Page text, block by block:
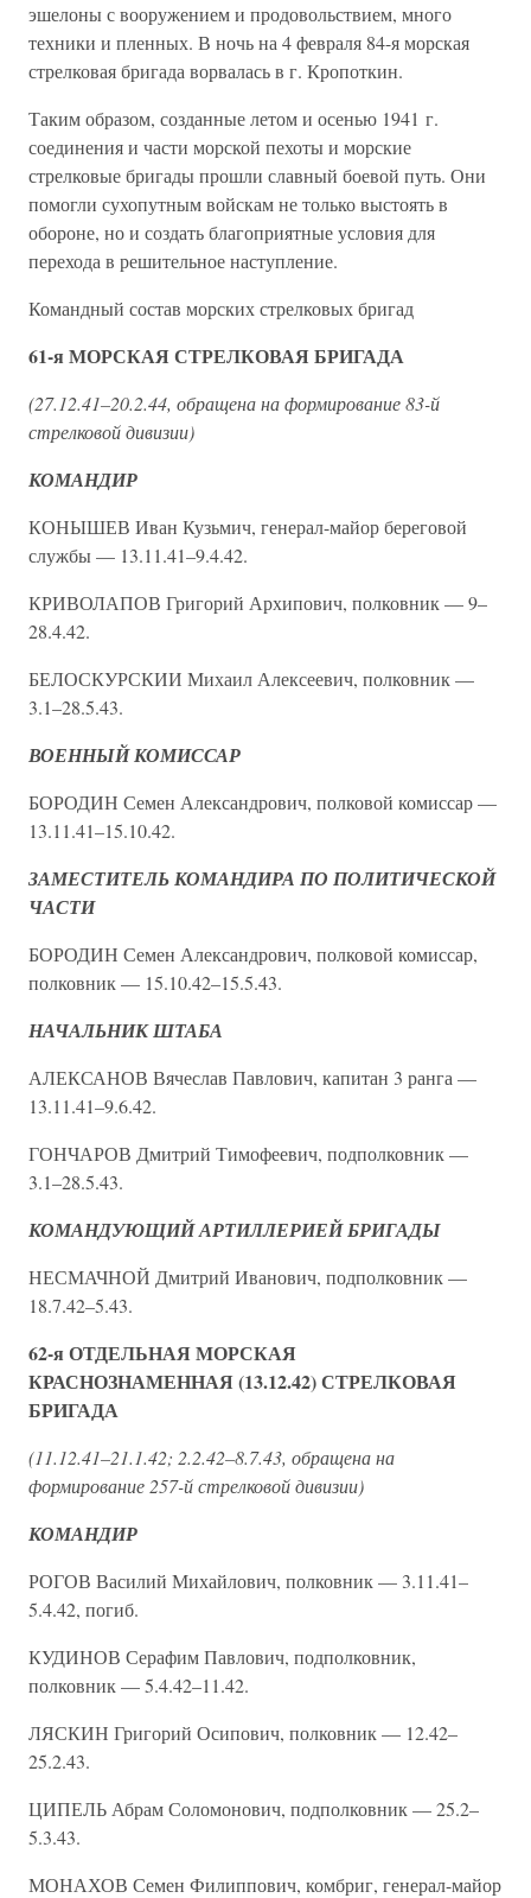
эшелоны с вооружением и продовольствием, много
техники и пленных. В ночь на 4 февраля 84-я морская
стрелковая бригада ворвалась в г. Кропоткин.
Таким образом, созданные летом и осенью 1941 г.
соединения и части морской пехоты и морские
стрелковые бригады прошли славный боевой путь. Они
помогли сухопутным войскам не только выстоять в
обороне, но и создать благоприятные условия для
перехода в решительное наступление.
Командный состав морских стрелковых бригад
61-я МОРСКАЯ СТРЕЛКОВАЯ БРИГАДА
(27.12.41–20.2.44, обращена на формирование 83-й
стрелковой дивизии)
КОМАНДИР
КОНЫШЕВ Иван Кузьмич, генерал-майор береговой
службы — 13.11.41–9.4.42.
КРИВОЛАПОВ Григорий Архипович, полковник — 9–
28.4.42.
БЕЛОСКУРСКИИ Михаил Алексеевич, полковник —
3.1–28.5.43.
ВОЕННЫЙ КОМИССАР
БОРОДИН Семен Александрович, полковой комиссар —
13.11.41–15.10.42.
ЗАМЕСТИТЕЛЬ КОМАНДИРА ПО ПОЛИТИЧЕСКОЙ
ЧАСТИ
БОРОДИН Семен Александрович, полковой комиссар,
полковник — 15.10.42–15.5.43.
НАЧАЛЬНИК ШТАБА
АЛЕКСАНОВ Вячеслав Павлович, капитан 3 ранга —
13.11.41–9.6.42.
ГОНЧАРОВ Дмитрий Тимофеевич, подполковник —
3.1–28.5.43.
КОМАНДУЮЩИЙ АРТИЛЛЕРИЕЙ БРИГАДЫ
НЕСМАЧНОЙ Дмитрий Иванович, подполковник —
18.7.42–5.43.
62-я ОТДЕЛЬНАЯ МОРСКАЯ
КРАСНОЗНАМЕННАЯ (13.12.42) СТРЕЛКОВАЯ
БРИГАДА
(11.12.41–21.1.42; 2.2.42–8.7.43, обращена на
формирование 257-й стрелковой дивизии)
КОМАНДИР
РОГОВ Василий Михайлович, полковник — 3.11.41–
5.4.42, погиб.
КУДИНОВ Серафим Павлович, подполковник,
полковник — 5.4.42–11.42.
ЛЯСКИН Григорий Осипович, полковник — 12.42–
25.2.43.
ЦИПЕЛЬ Абрам Соломонович, подполковник — 25.2–
5.3.43.
МОНАХОВ Семен Филиппович, комбриг, генерал-майор